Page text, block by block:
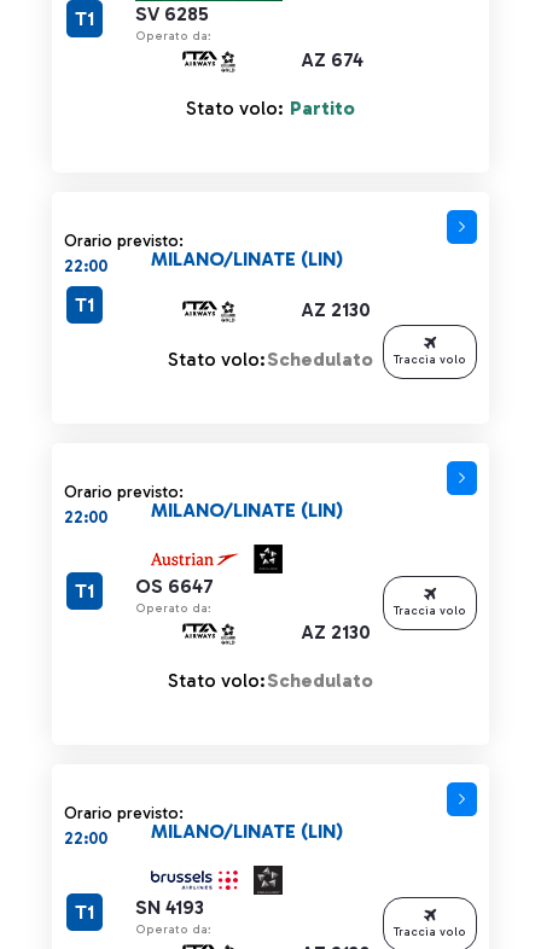
SV 6285
Operato da:
AZ 674
T1
Stato volo: Partito
Orario previsto:
22:00
AZ 2130
MILANO/LINATE (LIN)
T1
Stato volo:Schedulato Traccia volo
Orario previsto:
22:00
OS 6647
Operato da:
AZ 2130
MILANO/LINATE (LIN)
T1
Stato volo:Schedulato
Traccia volo
Orario previsto:
22:00
SN 4193
Operato da:
MILANO/LINATE (LIN)
T1
Traccia volo